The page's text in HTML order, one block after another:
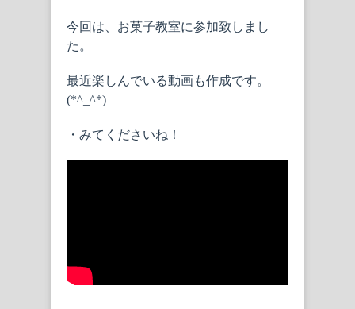
今回は、お菓子教室に参加致しまし
た。
最近楽しんでいる動画も作成です。
(*^_^*)
・みてくださいね！